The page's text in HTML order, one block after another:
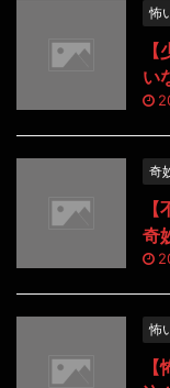
怖
い
奇
奇
怖